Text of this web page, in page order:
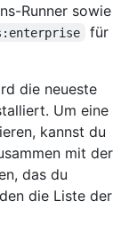
Runner sowie
für
die neueste
Um eine
kannst du
mit der
das du
die Liste der